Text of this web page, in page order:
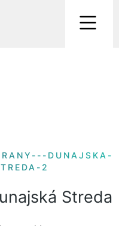
DUNAJSKA-
2
Streda